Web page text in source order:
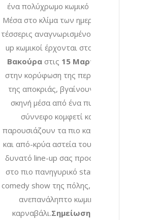
ένα πολύχρωμο κωμικό χάος!
Μέσα στο κλίμα των ημερών, οι
τέσσερις αναγνωρισμένοι stand
up κωμικοί έρχονται στο
Βακούραστις 15 Μαρτίου
στην κορύφωση της περιόδου
της αποκριάς, βγαίνουν στη
σκηνή μέσα από ένα πυκνό
σύννεφο κομφετί και
παρουσιάζουν τα πιο καυστικά
και από-κρύα αστεία τους. Ένα
δυνατό line-up σας προσκαλεί
στο πιο πανηγυρικό stand-up
comedy show της πόλης, σε ένα
ανεπανάληπτο κωμικό
καρναβάλι.Σημείωση: